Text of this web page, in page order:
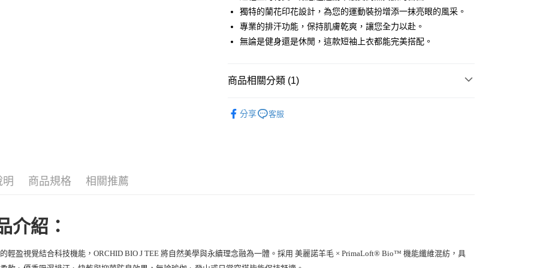
悠遊付
ATM付款
運送方式
每筆NT$100
一般宅配
獨特的蘭花印花設計，為您的運動裝扮增添一抹亮眼的風采。
專業的排汗功能，保持肌膚乾爽，讓您全力以赴。
無論是健身還是休閒，這款短袖上衣都能完美搭配。
商品相關分類 (1)
分享
客服
明 商品規格 相關推薦
介紹：
輕盈視覺結合科技機能，ORCHID BIO J TEE 將自然美學與永續理念融為一體。採用美麗諾羊毛 × PrimaLoft® Bio™ 機能纖維混紡，具